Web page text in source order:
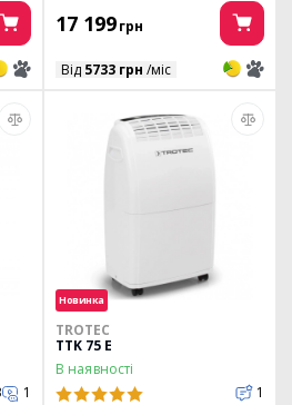
3
17 199грн
Від 5733 грн /міс 3 3
1
Новинка
TROTEC
TTK 75 E
В наявності
1